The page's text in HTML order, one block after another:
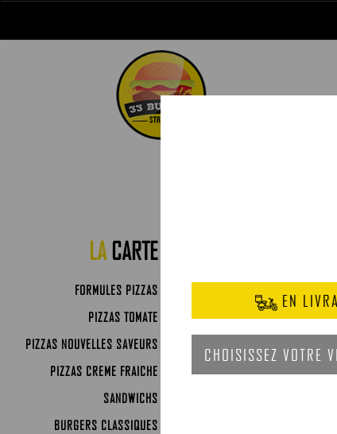
LACARTE
FORMULES PIZZAS
PIZZAS TOMATE
PIZZAS NOUVELLES SAVEURS
PIZZAS CREME FRAICHE
SANDWICHS
BURGERS CLASSIQUES